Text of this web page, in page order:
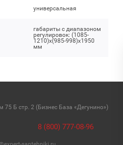
универсальная
габариты с диапазоном
регулировок: (1085-
1210)x(985-998)x1950
мм
75 Б стр. 2 (Бизнес База «Дегунино»)
8 (800) 777-08-96